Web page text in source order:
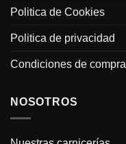
Politica de Cookies
Politica de privacidad
Condiciones de compra
NOSOTROS